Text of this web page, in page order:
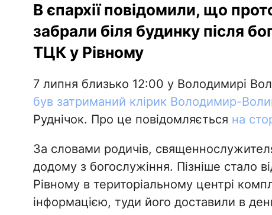
В єпархії повідомили, що
забрали біля будинку після
ТЦК у Рівному
7 липня близько 12:00 у Володимирі
був затриманий клірик Володимир-
Руднічок. Про це повідомляється на
За словами родичів,
додому з богослужіння. Пізніше стало
Рівному в територіальному центрі
інформацією, туди його доставили в